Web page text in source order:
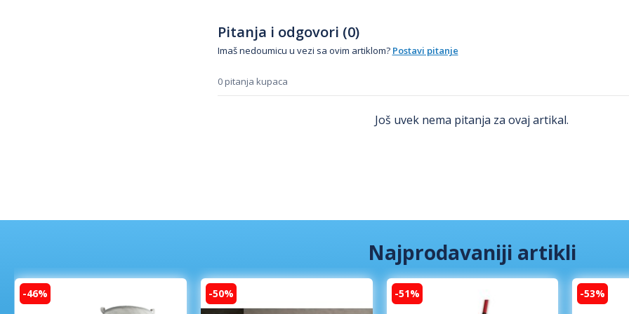
Pitanja i odgovori (0)
Imaš nedoumicu u vezi sa ovim artiklom? Postavi pitanje
0 pitanja kupaca
Još uvek nema pitanja za ovaj artikal.
Najprodavaniji artikli
-46% -50% -51% -53%